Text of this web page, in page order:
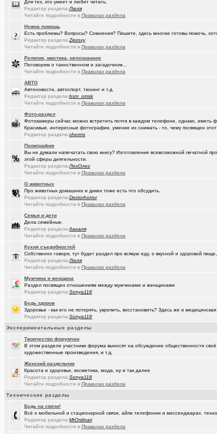
Где ремонтируют Oculus Quest?
Почему в городе не отключают отопление?
Какое выбрать отопление для частного дома?
Самогоноварение. Кто как? (интересу..)
Какие буквы на гос. номере сейчас идут???
АКПП матиз. Ремонтировать или менять?
Где можно отремонтировать вязаную варежку? (anti a-d..)
Теле2 в Омске(t2) +8155
Залезть в древний нетбук(JUMPER)
Ремонт квартир омск отзывы. любые строительные работы
Автофлудилка(Гормон р..)
коворкинг проекты
Betatransfer.net - прием платежей для HIGH RISK проектов
Владимир Шандриков (Александ..)
7я.ТВ и Я.ru (Омские кабельные сети)(Alina Ki..)
Ищу Маяк 205(Александ..)
Автоматизация домашнего учета ЖКХ и многое другое ... (BarVic19..)
двойное гражданство(drob_vv_..)
Алтайский мед - в помощь здоровью! (qwer5523)
А что вы сейчас готовите?(Люля) +16109
прописка она же регистрация(drob_vv_..)
Нерадивые расклейщики рекламы(Демон ЖКХ) +108
ОК Восток-Запад - что это, кто это?!(gamefan) +154
Мёд Пасеки Сибирское медовье.(Пасечник)
Для тех, кто умеет и любит читать.
Редактор раздела:Люля
Читайте подробности в Правилах раздела
Нужна помощь
Есть проблемы? Вопросы? Сомнения? Пишите, здесь многие готовы помочь,
Редактор раздела:Ziproxy
Читайте подробности в Правилах раздела
Религия, мистика, непознанное
Поговорим о таинственном и загадочном...
Читайте подробности в Правилах раздела
АВТО
Автоновости, автоспорт, тюнинг и т.д.
Редактор раздела:bsm_omsk
Читайте подробности в Правилах раздела
Фото-раздел
Фотокамеры сейчас можно встретить почти в каждом телефоне, однако, иметь
Красивые, интересные фотографии, умение их снимать - то, чему посвящен
Редактор раздела:cherms
Полиграфия
Вы не думали напечатать свою книгу? Изготовление всевозможной печатной
этой сферы деятельности.
Редактор раздела:ЛегОлег
Читайте подробности в Правилах раздела
О животных
Про животных домашних и диких тоже есть что обсудить.
Редактор раздела:Doctorhorror
Читайте подробности в Правилах раздела
Семья и дети
Дела семейные.
Редактор раздела:даналя
Читайте подробности в Правилах раздела
Кухня съедобностей
Собственно говоря, тут будет раздел про всякую еду, о вкусной и здоровой
Редактор раздела:Люля
Читайте подробности в Правилах раздела
Мужчина и женщина
Раздел посвящен отношениям между мужчинами и женщинами
Редактор раздела:Sonya118
Будь здоров
Здоровье - как его не потерять, укрепить, восстановить? Здесь же и
Редактор раздела:Sonya118
Экспериментальные разделы
Творчество форумчан
В этом разделе участники форума выносят на обсуждение общественности
художественные произведения, и т.д.
Женский раздельчик
Красота и здоровье, косметика, мода, ну и так далее
Редактор раздела:Sonya118
Читайте подробности в Правилах раздела
Технические разделы
Будь на связи!
Всё о мобильной и стационарной связи, айпи телефонии и мессенджарах.
Редактор раздела:MrOrdinari
Читайте подробности в Правилах раздела